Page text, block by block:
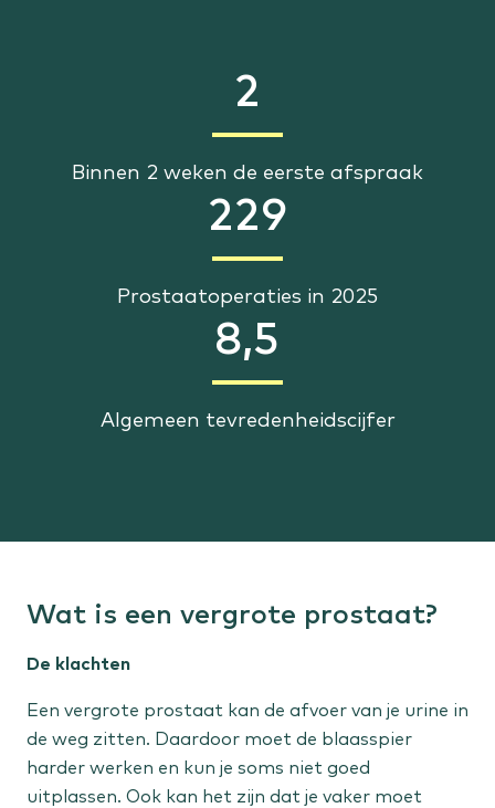
2
Binnen 2 weken de eerste afspraak
229
Prostaatoperaties in 2025
8,5
Algemeen tevredenheidscijfer
Wat is een vergrote prostaat?
De klachten
Een vergrote prostaat kan de afvoer van je urine in
de weg zitten. Daardoor moet de blaasspier
harder werken en kun je soms niet goed
uitplassen. Ook kan het zijn dat je vaker moet